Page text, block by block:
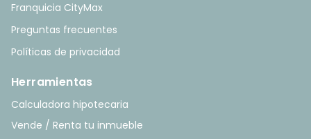
Franquicia CityMax
Preguntas frecuentes
Políticas de privacidad
Herramientas
Calculadora hipotecaria
Vende / Renta tu inmueble